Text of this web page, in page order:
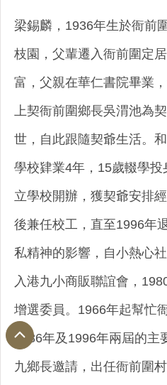
梁錫麟，1936年生於衙前
枝園，父輩遷入衙前圍定
富，父親在華仁書院畢業
上契衙前圍鄉長吳渭池為
世，自此跟隨契爺生活。
學校肄業4年，15歲輟學
立學校開辦，獲契爺安排
後兼任校工，直至1996年
私精神的影響，自小熱心
入港九小商販聯誼會，
增選委員。1966年起幫忙
1986年及1996年兩屆的主
九鄉長邀請，出任衙前圍